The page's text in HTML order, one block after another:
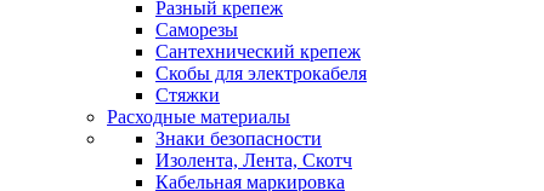
Разный крепеж
Саморезы
Сантехнический крепеж
Скобы для электрокабеля
Стяжки
Расходные материалы
Знаки безопасности
Изолента, Лента, Скотч
Кабельная маркировка